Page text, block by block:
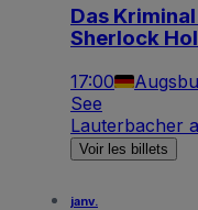
Das
Sherlock
17:00
See
Lauterbacher
Voir les billets
janv.